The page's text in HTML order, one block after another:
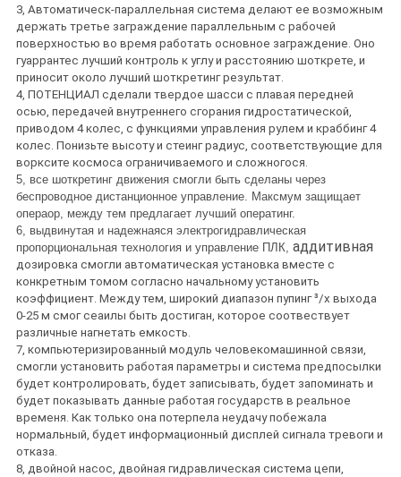
3, Автоматическ-параллельная система делают ее возможным
держать третье заграждение параллельным с рабочей
поверхностью во время работать основное заграждение. Оно
гуаррантес лучший контроль к углу и расстоянию шоткрете, и
приносит около лучший шоткретинг результат.
4, ПОТЕНЦИАЛ сделали твердое шасси с плавая передней
осью, передачей внутреннего сгорания гидростатической,
приводом 4 колес, с функциями управления рулем и краббинг 4
колес. Понизьте высоту и стеинг радиус, соответствующие для
ворксите космоса ограничиваемого и сложногося.
5, все шоткретинг движения смогли быть сделаны через
беспроводное дистанционное управление. Максмум защищает
операор, между тем предлагает лучший оператинг.
6, выдвинутая и надежнаяся электрогидравлическая
пропорциональная технология и управление ПЛК, аддитивная
дозировка смогли автоматическая установка вместе с
конкретным томом согласно начальному установить
коэффициент. Между тем, широкий диапазон пупинг ³/х выхода
0-25 м смог сеаилы быть достиган, которое соотвествует
различные нагнетать емкость.
7, компьютеризированный модуль человекомашинной связи,
смогли установить работая параметры и система предпосылки
будет контролировать, будет записывать, будет запоминать и
будет показывать данные работая государств в реальное
временя. Как только она потерпела неудачу побежала
нормальный, будет информационный дисплей сигнала тревоги и
отказа.
8, двойной насос, двойная гидравлическая система цепи,